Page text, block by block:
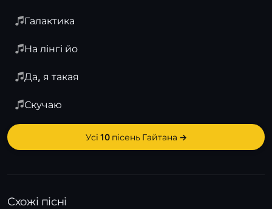
Галактика
На лінгі йо
Да, я такая
Скучаю
Усі 10 пісень Гайтана →
Схожі пісні